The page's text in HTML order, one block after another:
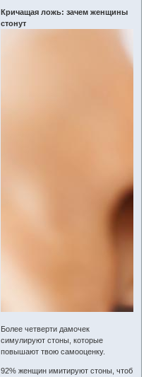
Кричащая ложь: зачем женщины
стонут
Более четверти дамочек
симулируют стоны, которые
повышают твою самооценку.
92% женщин имитируют стоны, чтоб